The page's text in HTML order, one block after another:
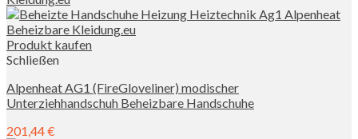
Produkt kaufen
Schließen
Alpenheat AG1 (FireGloveliner) modischer
Unterziehhandschuh Beheizbare Handschuhe
201,44€